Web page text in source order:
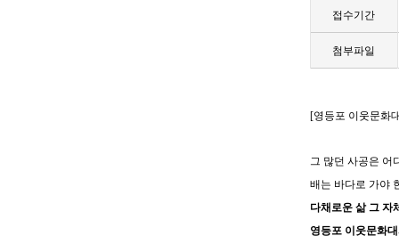
접수기간
첨부파일
[영등포 이웃문화
그 많던 사공은 어
배는 바다로 가야
다채로운 삶 그 자
영등포 이웃문화